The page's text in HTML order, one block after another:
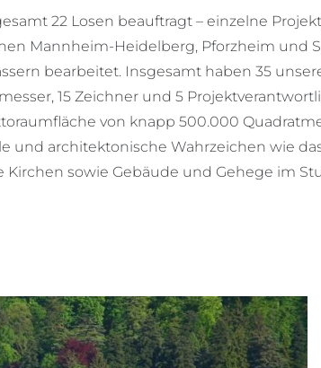
22 Losen beauftragt – einzelne
Mannheim-Heidelberg, Pforzheim und
bearbeitet. Insgesamt haben 35
15 Zeichner und 5
von knapp 500.000
und architektonische Wahrzeichen wie
sowie Gebäude und Gehege im